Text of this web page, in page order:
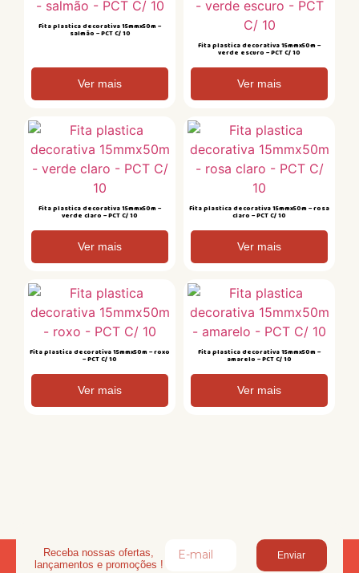
Fita plastica decorativa 15mmx50m –
salmão – PCT C/ 10
Ver mais
Fita plastica decorativa 15mmx50m –
verde escuro – PCT C/ 10
Ver mais
Fita plastica decorativa 15mmx50m –
verde claro – PCT C/ 10
Ver mais
Fita plastica decorativa 15mmx50m – rosa
claro – PCT C/ 10
Ver mais
Fita plastica decorativa 15mmx50m – roxo
– PCT C/ 10
Ver mais
Fita plastica decorativa 15mmx50m –
amarelo – PCT C/ 10
Ver mais
Receba nossas ofertas,
lançamentos e promoções !
Enviar